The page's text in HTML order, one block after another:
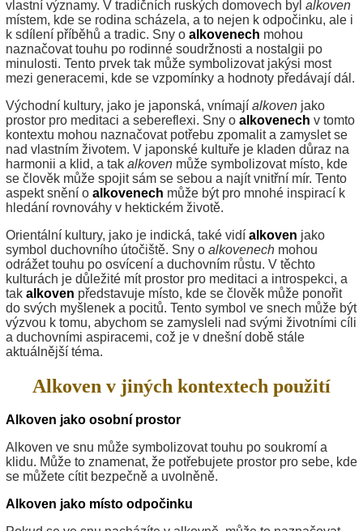
vlastní významy. V tradičních ruských domovech byl alkoven
místem, kde se rodina scházela, a to nejen k odpočinku, ale i
k sdílení příběhů a tradic. Sny o alkovenech mohou
naznačovat touhu po rodinné soudržnosti a nostalgii po
minulosti. Tento prvek tak může symbolizovat jakýsi most
mezi generacemi, kde se vzpomínky a hodnoty předávají dál.
Východní kultury, jako je japonská, vnímají alkoven jako
prostor pro meditaci a sebereflexi. Sny o alkovenech v tomto
kontextu mohou naznačovat potřebu zpomalit a zamyslet se
nad vlastním životem. V japonské kultuře je kladen důraz na
harmonii a klid, a tak alkoven může symbolizovat místo, kde
se člověk může spojit sám se sebou a najít vnitřní mír. Tento
aspekt snění o alkovenech může být pro mnohé inspirací k
hledání rovnováhy v hektickém životě.
Orientální kultury, jako je indická, také vidí alkoven jako
symbol duchovního útočiště. Sny o alkovenech mohou
odrážet touhu po osvícení a duchovním růstu. V těchto
kulturách je důležité mít prostor pro meditaci a introspekci, a
tak alkoven představuje místo, kde se člověk může ponořit
do svých myšlenek a pocitů. Tento symbol ve snech může být
výzvou k tomu, abychom se zamysleli nad svými životními cíli
a duchovními aspiracemi, což je v dnešní době stále
aktuálnější téma.
Alkoven v jiných kontextech použití
Alkoven jako osobní prostor
Alkoven ve snu může symbolizovat touhu po soukromí a
klidu. Může to znamenat, že potřebujete prostor pro sebe, kde
se můžete cítit bezpečně a uvolněně.
Alkoven jako místo odpočinku